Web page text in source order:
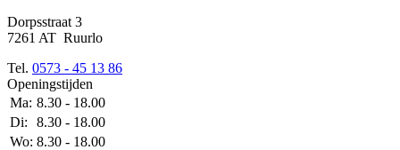
Dorpsstraat 3
7261 AT Ruurlo
Tel. 0573 - 45 13 86
Openingstijden
Ma: 8.30 - 18.00
Di:
8.30 - 18.00
Wo: 8.30 - 18.00